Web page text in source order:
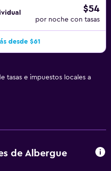
$54
por noche con tasas
desde $61
tasas e impuestos locales a
de Albergue